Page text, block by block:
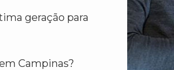
geração para
Campinas?